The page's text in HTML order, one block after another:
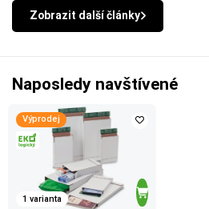
Zobrazit další články
Naposledy navštívené
Výprodej
1 varianta